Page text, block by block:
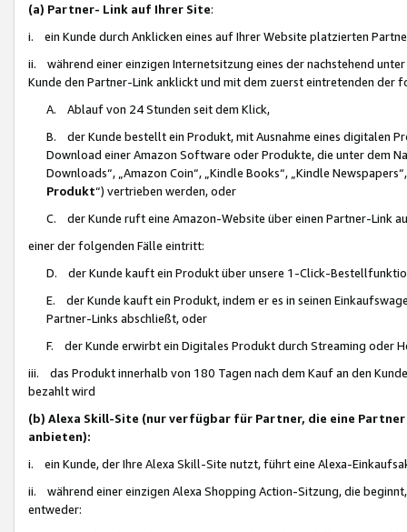
(a) Partner- Link auf Ihrer Site:
i. ein Kunde durch Anklicken eines auf Ihrer Website platzierten
ii. während einer einzigen Internetsitzung eines der nachstehend
Kunde den Partner-Link anklickt und mit dem zuerst eintretenden der
A. Ablauf von 24 Stunden seit dem Klick,
B. der Kunde bestellt ein Produkt, mit Ausnahme eines digitalen
Download einer Amazon Software oder Produkte, die unter dem
Downloads“, „Amazon Coin“, „Kindle Books“, „Kindle
Produkt“) vertrieben werden, oder
C. der Kunde ruft eine Amazon-Website über einen Partner-Link
einer der folgenden Fälle eintritt:
D. der Kunde kauft ein Produkt über unsere 1-Click-
E. der Kunde kauft ein Produkt, indem er es in seinen
Partner-Links abschließt, oder
F. der Kunde erwirbt ein Digitales Produkt durch Streaming oder
iii. das Produkt innerhalb von 180 Tagen nach dem Kauf an den
bezahlt wird
(b) Alexa Skill-Site (nur verfügbar für Partner, die eine
anbieten):
i. ein Kunde, der Ihre Alexa Skill-Site nutzt, führt eine Alexa-
ii. während einer einzigen Alexa Shopping Action-Sitzung, die
entweder: